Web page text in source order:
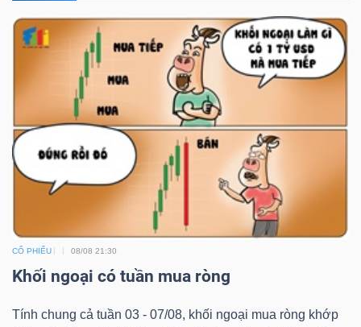
CỔ PHIẾU 08/08 21:30
Khối ngoại có tuần mua ròng
Tính chung cả tuần 03 - 07/08, khối ngoại mua ròng khớp
Đào
Sách
Công